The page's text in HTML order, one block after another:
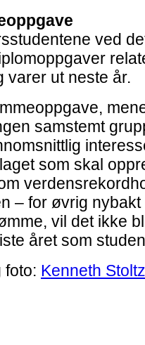
ved
varer ut neste år.
samstemt
som skal
– for øvrig
vil det ikke
året som
foto: Kenneth Stoltz